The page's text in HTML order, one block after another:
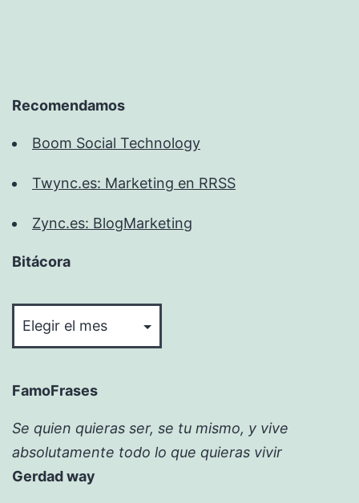
Recomendamos
Boom Social Technology
Twync.es: Marketing en RRSS
Zync.es: BlogMarketing
Bitácora
FamoFrases
Se quien quieras ser, se tu mismo, y vive
absolutamente todo lo que quieras vivir
Gerdad way